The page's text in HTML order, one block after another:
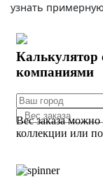
узнать